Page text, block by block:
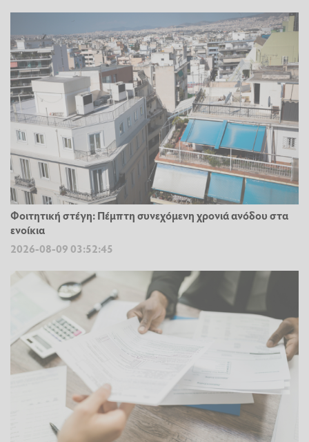
Φοιτητική στέγη: Πέμπτη συνεχόμενη χρονιά ανόδου στα
ενοίκια
2026-08-09 03:52:45